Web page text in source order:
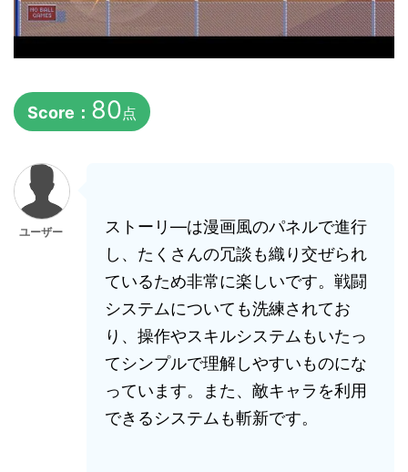
Score： 80点
ユーザー
ストーリ―は漫画風のパネルで進行
し、たくさんの冗談も織り交ぜられ
ているため非常に楽しいです。戦闘
システムについても洗練されてお
り、操作やスキルシステムもいたっ
てシンプルで理解しやすいものにな
っています。また、敵キャラを利用
できるシステムも斬新です。